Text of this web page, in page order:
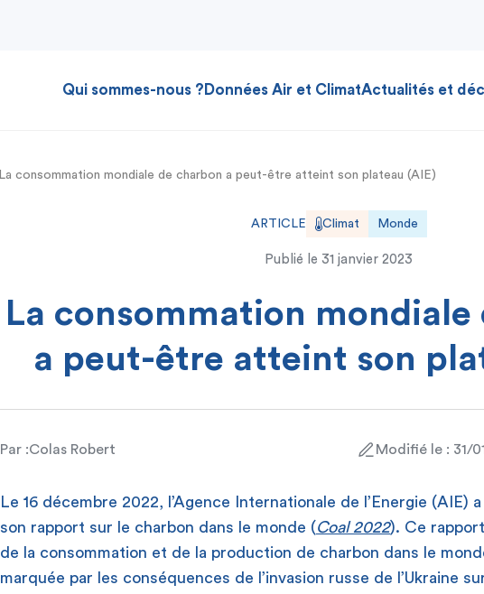
Qui sommes-nous ? Données Air et ClimatActualités et
La consommation mondiale de charbon a peut-être atteint son plateau (AIE)
ARTICLE Climat Monde
Publié le 31 janvier 2023
La consommation mondiale
a peut-être atteint son
Par :Colas Robert Modifié le : 31/
Le 16 décembre 2022, l’Agence Internationale de l’Energie (AIE)
son rapport sur le charbon dans le monde (Coal 2022). Ce
de la consommation et de la production de charbon dans le
marquée par les conséquences de l’invasion russe de l’Ukraine